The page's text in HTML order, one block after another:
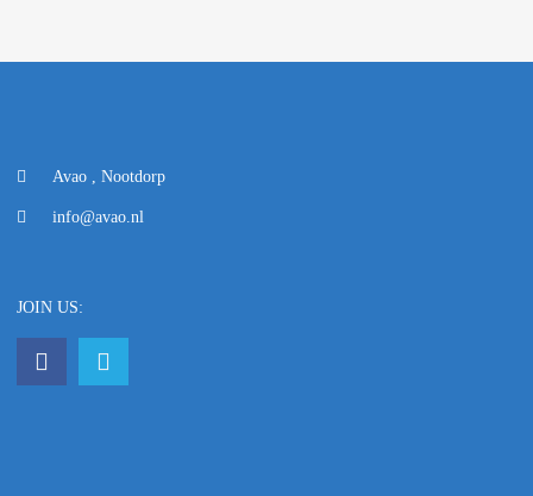
Avao , Nootdorp
info@avao.nl
JOIN US: